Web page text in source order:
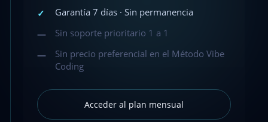
✓
Garantía 7 días · Sin permanencia
—
Sin soporte prioritario 1 a 1
—
Sin precio preferencial en el Método Vibe
Coding
Acceder al plan mensual